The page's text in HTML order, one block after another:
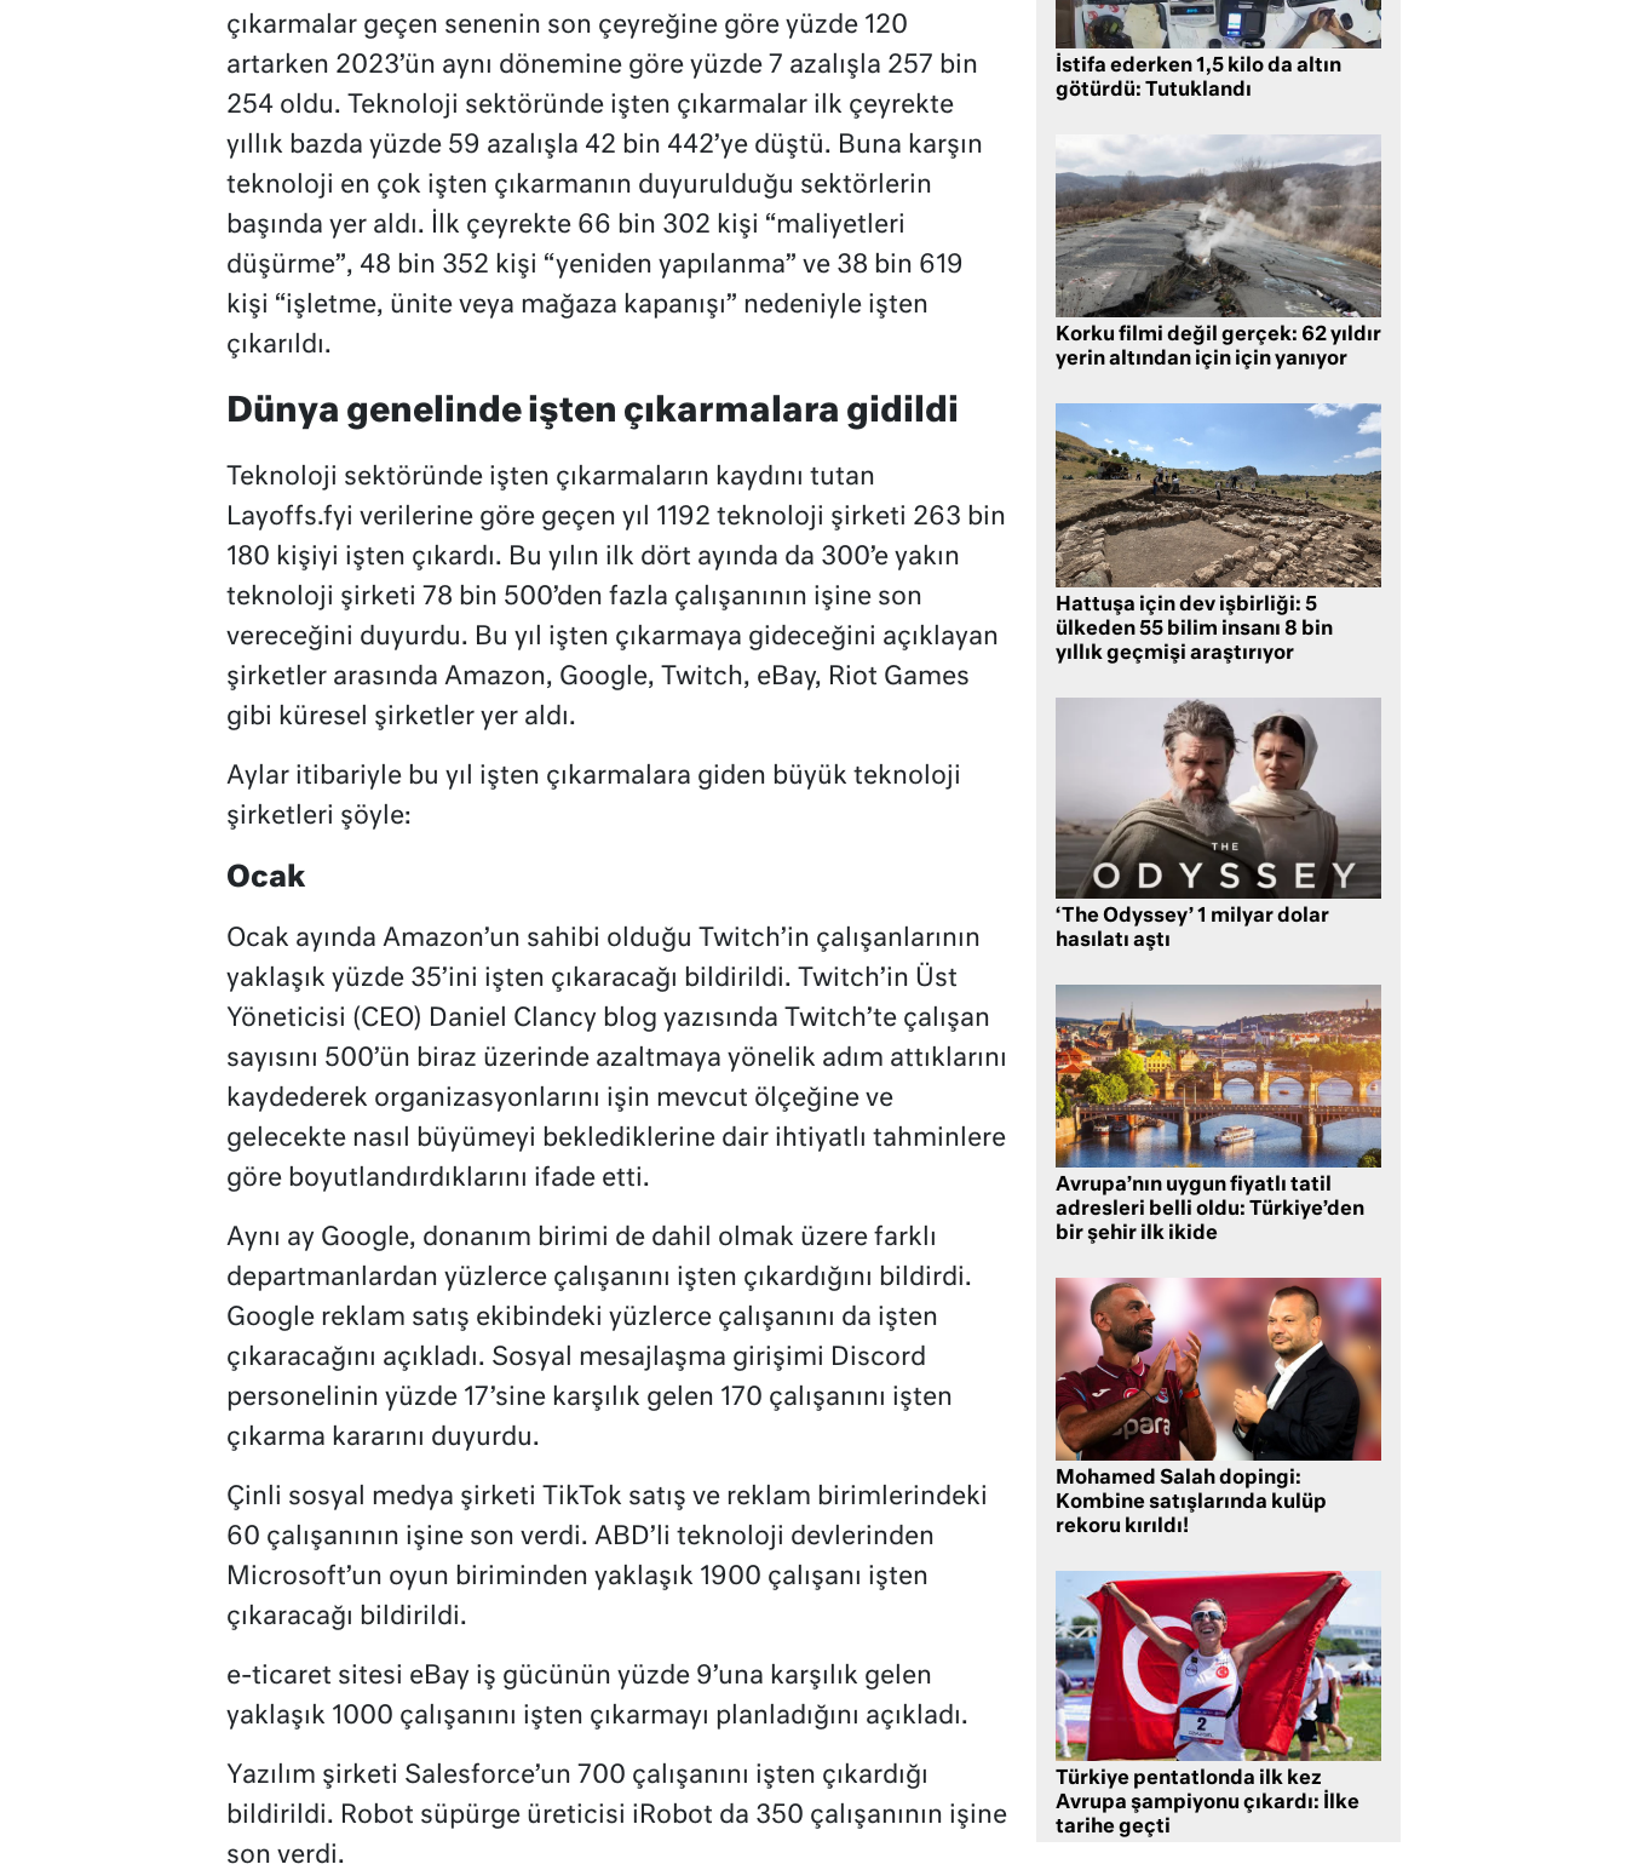
çıkarmalar geçen senenin son çeyreğine göre yüzde 120
artarken 2023’ün aynı dönemine göre yüzde 7 azalışla 257 bin
254 oldu. Teknoloji sektöründe işten çıkarmalar ilk çeyrekte
yıllık bazda yüzde 59 azalışla 42 bin 442’ye düştü. Buna karşın
teknoloji en çok işten çıkarmanın duyurulduğu sektörlerin
başında yer aldı. İlk çeyrekte 66 bin 302 kişi “maliyetleri
düşürme”, 48 bin 352 kişi “yeniden yapılanma” ve 38 bin 619
kişi “işletme, ünite veya mağaza kapanışı” nedeniyle işten
çıkarıldı.
Dünya genelinde işten çıkarmalara gidildi
Teknoloji sektöründe işten çıkarmaların kaydını tutan
Layoffs.fyi verilerine göre geçen yıl 1192 teknoloji şirketi 263 bin
180 kişiyi işten çıkardı. Bu yılın ilk dört ayında da 300’e yakın
teknoloji şirketi 78 bin 500’den fazla çalışanının işine son
vereceğini duyurdu. Bu yıl işten çıkarmaya gideceğini açıklayan
şirketler arasında Amazon, Google, Twitch, eBay, Riot Games
gibi küresel şirketler yer aldı.
Aylar itibariyle bu yıl işten çıkarmalara giden büyük teknoloji
şirketleri şöyle:
Ocak
Ocak ayında Amazon’un sahibi olduğu Twitch’in çalışanlarının
yaklaşık yüzde 35’ini işten çıkaracağı bildirildi. Twitch’in Üst
Yöneticisi (CEO) Daniel Clancy blog yazısında Twitch’te çalışan
sayısını 500’ün biraz üzerinde azaltmaya yönelik adım attıklarını
kaydederek organizasyonlarını işin mevcut ölçeğine ve
gelecekte nasıl büyümeyi beklediklerine dair ihtiyatlı tahminlere
göre boyutlandırdıklarını ifade etti.
Aynı ay Google, donanım birimi de dahil olmak üzere farklı
departmanlardan yüzlerce çalışanını işten çıkardığını bildirdi.
Google reklam satış ekibindeki yüzlerce çalışanını da işten
çıkaracağını açıkladı. Sosyal mesajlaşma girişimi Discord
personelinin yüzde 17’sine karşılık gelen 170 çalışanını işten
çıkarma kararını duyurdu.
Çinli sosyal medya şirketi TikTok satış ve reklam birimlerindeki
60 çalışanının işine son verdi. ABD’li teknoloji devlerinden
Microsoft’un oyun biriminden yaklaşık 1900 çalışanı işten
çıkaracağı bildirildi.
e-ticaret sitesi eBay iş gücünün yüzde 9’una karşılık gelen
yaklaşık 1000 çalışanını işten çıkarmayı planladığını açıkladı.
Yazılım şirketi Salesforce’un 700 çalışanını işten çıkardığı
bildirildi. Robot süpürge üreticisi iRobot da 350 çalışanının işine
son verdi.
İstifa ederken 1,5 kilo da altın
götürdü: Tutuklandı
Korku filmi değil gerçek: 62 yıldır
yerin altından için için yanıyor
Hattuşa için dev işbirliği: 5
ülkeden 55 bilim insanı 8 bin
yıllık geçmişi araştırıyor
‘The Odyssey’ 1 milyar dolar
hasılatı aştı
Avrupa’nın uygun fiyatlı tatil
adresleri belli oldu: Türkiye’den
bir şehir ilk ikide
Mohamed Salah dopingi:
Kombine satışlarında kulüp
rekoru kırıldı!
Türkiye pentatlonda ilk kez
Avrupa şampiyonu çıkardı: İlke
tarihe geçti